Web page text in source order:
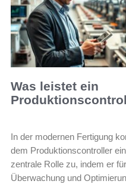
Was leistet ein
In der modernen Fertigung
dem Produktionscontroller
zentrale Rolle zu, indem er
Überwachung und